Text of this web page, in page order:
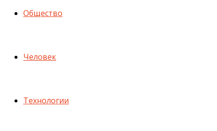
Общество
Человек
Технологии